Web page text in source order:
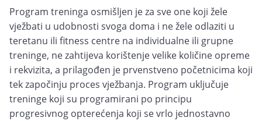
Program treninga osmišljen je za sve one koji žele
vježbati u udobnosti svoga doma i ne žele odlaziti u
teretanu ili fitness centre na individualne ili grupne
treninge, ne zahtijeva korištenje velike količine opreme
i rekvizita, a prilagođen je prvenstveno početnicima koji
tek započinju proces vježbanja. Program uključuje
treninge koji su programirani po principu
progresivnog opterećenja koji se vrlo jednostavno